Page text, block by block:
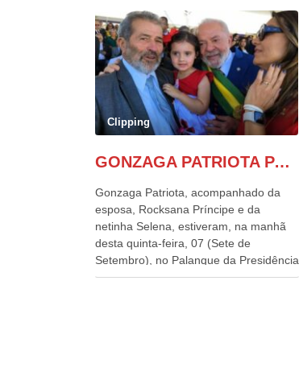
Clipping
GONZAGA PATRIOTA PARTICIPA DO DESFILE DA INDEPENDÊNCIA NO PALANQUE DA PRESIDÊNCIA DA REPÚBLICA E É ABRAÇADO POR LULA E POR GERALDO ALCKMIN.
Gonzaga Patriota, acompanhado da
esposa, Rocksana Príncipe e da
netinha Selena, estiveram, na manhã
desta quinta-feira, 07 (Sete de
Setembro), no Palanque da Presidência
da República, onde foram abraçados